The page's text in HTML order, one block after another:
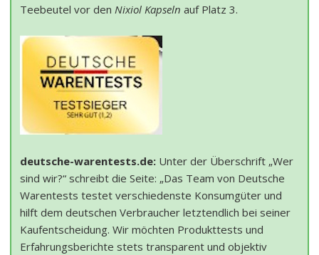
Teebeutel vor den Nixiol Kapseln auf Platz 3.
deutsche-warentests.de: Unter der Überschrift „Wer
sind wir?“ schreibt die Seite: „Das Team von Deutsche
Warentests testet verschiedenste Konsumgüter und
hilft dem deutschen Verbraucher letztendlich bei seiner
Kaufentscheidung. Wir möchten Produkttests und
Erfahrungsberichte stets transparent und objektiv